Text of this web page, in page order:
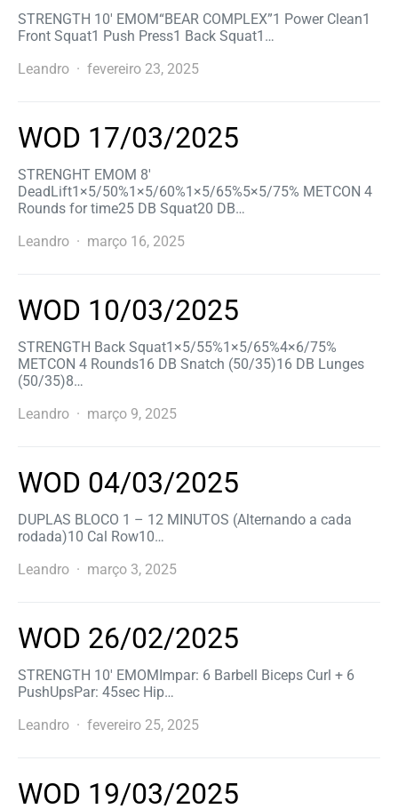
STRENGTH 10′ EMOM“BEAR COMPLEX”1 Power Clean1
Front Squat1 Push Press1 Back Squat1…
Leandro
fevereiro 23, 2025
WOD 17/03/2025
STRENGHT EMOM 8′
DeadLift1×5/50%1×5/60%1×5/65%5×5/75% METCON 4
Rounds for time25 DB Squat20 DB…
Leandro
março 16, 2025
WOD 10/03/2025
STRENGTH Back Squat1×5/55%1×5/65%4×6/75%
METCON 4 Rounds16 DB Snatch (50/35)16 DB Lunges
(50/35)8…
Leandro
março 9, 2025
WOD 04/03/2025
DUPLAS BLOCO 1 – 12 MINUTOS (Alternando a cada
rodada)10 Cal Row10…
Leandro
março 3, 2025
WOD 26/02/2025
STRENGTH 10′ EMOMImpar: 6 Barbell Biceps Curl + 6
PushUpsPar: 45sec Hip…
Leandro
fevereiro 25, 2025
WOD 19/03/2025